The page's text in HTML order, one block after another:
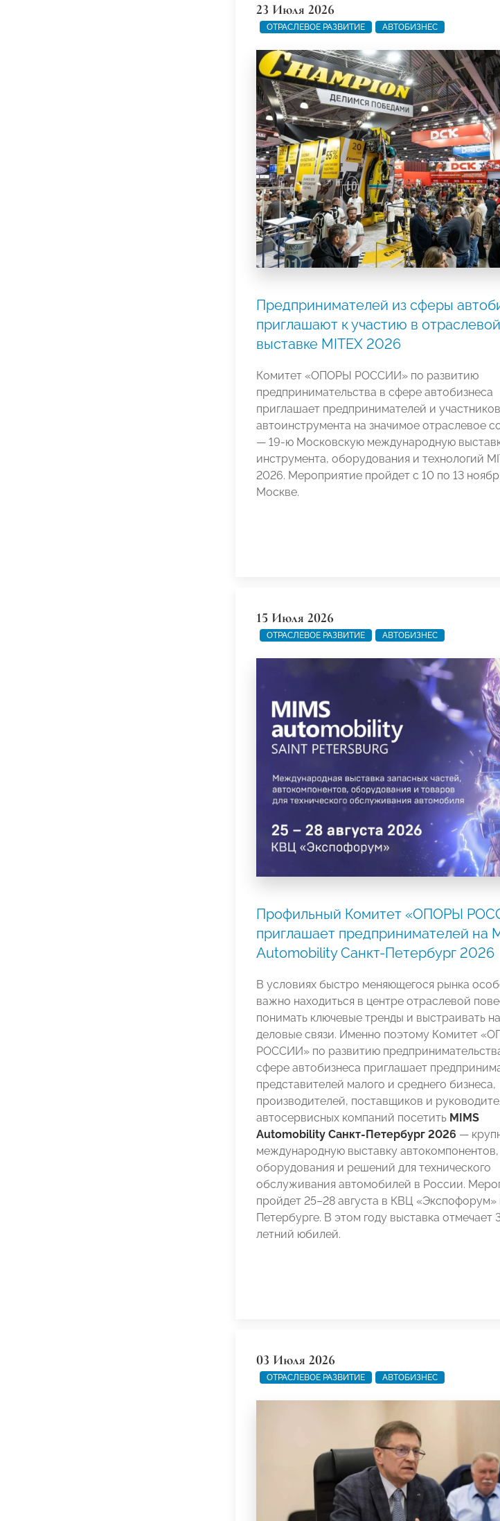
23 Июля 2026
ОТРАСЛЕВОЕ РАЗВИТИЕ АВТОБИЗНЕС
Предпринимателей из сферы
приглашают к участию в отраслевой
выставке MITEX 2026
Комитет «ОПОРЫ РОССИИ» по развитию
предпринимательства в сфере автобизнеса
приглашает предпринимателей и
автоинструмента на значимое отраслевое
— 19-ю Московскую международную
инструмента, оборудования и технологий
2026. Мероприятие пройдет с 10 по 13
Москве.
15 Июля 2026
ОТРАСЛЕВОЕ РАЗВИТИЕ АВТОБИЗНЕС
Профильный Комитет «ОПОРЫ
приглашает предпринимателей на
Automobility Санкт-Петербург 2026
В условиях быстро меняющегося рынка
важно находиться в центре отраслевой
понимать ключевые тренды и выстраивать
деловые связи. Именно поэтому Комитет
РОССИИ» по развитию
сфере автобизнеса приглашает
представителей малого и среднего бизнеса,
производителей, поставщиков и
автосервисных компаний посетить MIMS
Automobility Санкт-Петербург 2026 —
международную выставку автокомпонентов,
оборудования и решений для технического
обслуживания автомобилей в России.
пройдет 25–28 августа в КВЦ «Экспофорум»
Петербурге. В этом году выставка отмечает
летний юбилей.
03 Июля 2026
ОТРАСЛЕВОЕ РАЗВИТИЕ АВТОБИЗНЕС